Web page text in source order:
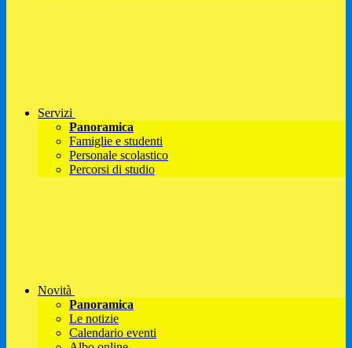
Servizi
Panoramica
Famiglie e studenti
Personale scolastico
Percorsi di studio
Novità
Panoramica
Le notizie
Calendario eventi